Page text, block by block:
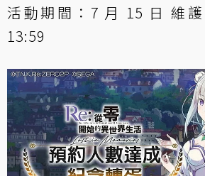
活動期間：7 月 15 日 維
13:59